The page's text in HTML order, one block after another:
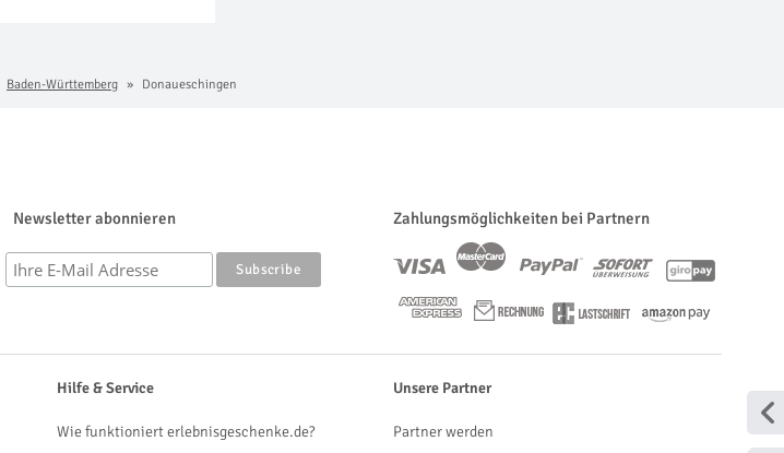
Baden-Württemberg Donaueschingen
Newsletter abonnieren Zahlungsmöglichkeiten bei Partnern
Hilfe & Service
Wie funktioniert erlebnisgeschenke.de?
Unsere Partner
Partner werden